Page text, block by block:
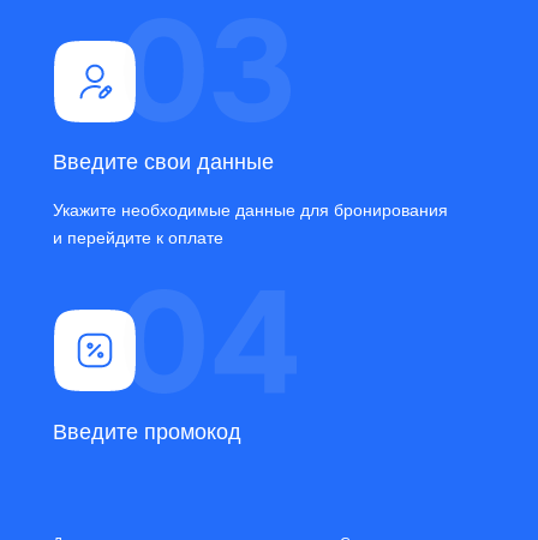
Введите свои данные
Укажите необходимые данные для бронирования
и перейдите к оплате
Введите промокод